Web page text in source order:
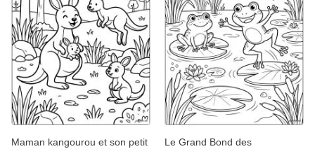
Maman kangourou et son petit
Le Grand Bond des